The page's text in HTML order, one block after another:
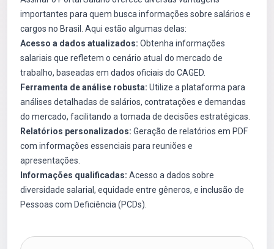
importantes para quem busca informações sobre salários e
cargos no Brasil. Aqui estão algumas delas:
Acesso a dados atualizados: Obtenha informações
salariais que refletem o cenário atual do mercado de
trabalho, baseadas em dados oficiais do CAGED.
Ferramenta de análise robusta: Utilize a plataforma para
análises detalhadas de salários, contratações e demandas
do mercado, facilitando a tomada de decisões estratégicas.
Relatórios personalizados: Geração de relatórios em PDF
com informações essenciais para reuniões e
apresentações.
Informações qualificadas: Acesso a dados sobre
diversidade salarial, equidade entre gêneros, e inclusão de
Pessoas com Deficiência (PCDs).